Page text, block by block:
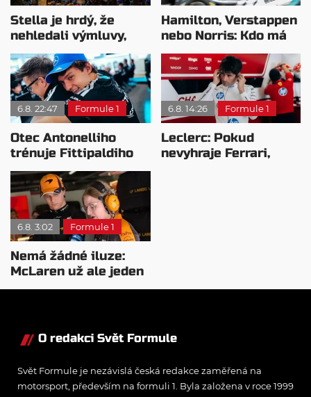
Stella je hrdý, že
nehledali výmluvy,
proč nedokážou
bojovat o titul
Hamilton, Verstappen
nebo Norris: Kdo má
nejvyšší plat?
6.8. 22:47 Formule 1
Otec Antonelliho
trénuje Fittipaldiho
syna: Brazilec
vychvaluje lídra
6.8. 14:26 Formule 1
Leclerc: Pokud
nevyhraje Ferrari,
6.8. 3:02 Formule 1
Nemá žádné iluze:
McLaren už ale jeden
návrat ze dna dokázal
O redakci Svět Formule
Svět Formule je nezávislá česká redakce zaměřená na
motorsport, především na formuli 1. Byla založena v roce 1999